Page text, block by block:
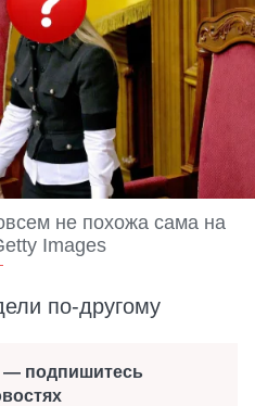
не похожа сама на
Images
по-другому
— подпишитесь